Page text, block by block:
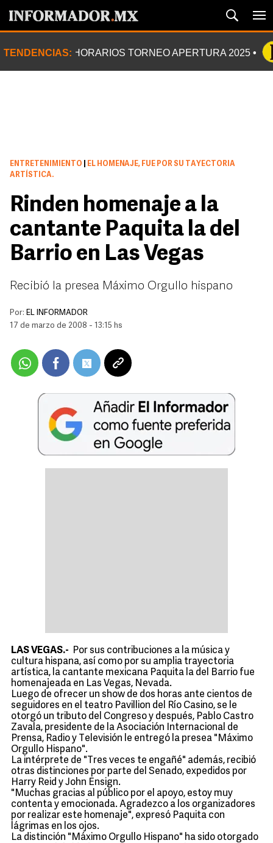
TENDENCIAS: HORARIOS TORNEO APERTURA 2025
ENTRETENIMIENTO
EL HOMENAJE, FUE POR SU TAYECTORIA
ARTÍSTICA.
Rinden homenaje a la
cantante Paquita la del
Barrio en Las Vegas
Recibió la presea Máximo Orgullo hispano
Por: EL INFORMADOR
17 de marzo de 2008 - 13:15 hs
LAS VEGAS.- Por sus contribuciones a la música y
cultura hispana, así como por su amplia trayectoria
artística, la cantante mexicana Paquita la del Barrio fue
homenajeada en Las Vegas, Nevada.
Luego de ofrecer un show de dos horas ante cientos de
seguidores en el teatro Pavillion del Río Casino, se le
otorgó un tributo del Congreso y después, Pablo Castro
Zavala, presidente de la Asociación Internacional de
Prensa, Radio y Televisión le entregó la presea "Máximo
Orgullo Hispano".
La intérprete de "Tres veces te engañé" además, recibió
otras distinciones por parte del Senado, expedidos por
Harry Reid y John Ensign.
"Muchas gracias al público por el apoyo, estoy muy
contenta y emocionada. Agradezco a los organizadores
por realizar este homenaje", expresó Paquita con
lágrimas en los ojos.
La distinción "Máximo Orgullo Hispano" ha sido otorgado